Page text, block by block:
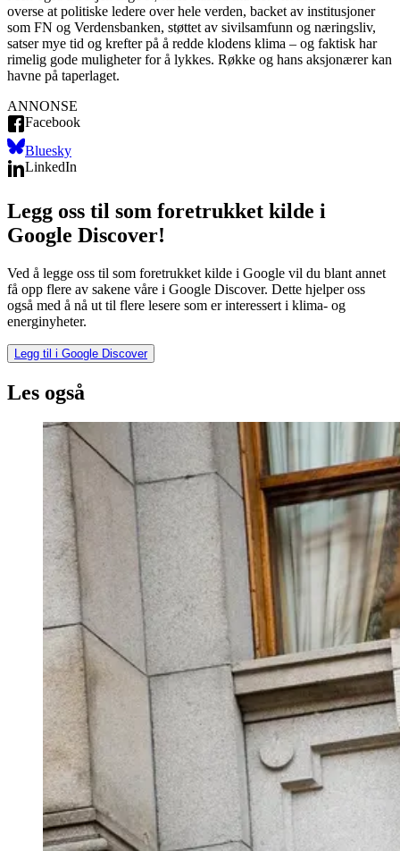
overse at politiske ledere over hele verden, backet av institusjoner
som FN og Verdensbanken, støttet av sivilsamfunn og næringsliv,
satser mye tid og krefter på å redde klodens klima – og faktisk har
rimelig gode muligheter for å lykkes. Røkke og hans aksjonærer kan
havne på taperlaget.
ANNONSE
Facebook
Bluesky
LinkedIn
Legg oss til som foretrukket kilde i
Google Discover!
Ved å legge oss til som foretrukket kilde i Google vil du blant annet
få opp flere av sakene våre i Google Discover. Dette hjelper oss
også med å nå ut til flere lesere som er interessert i klima- og
energinyheter.
Legg til i Google Discover
Les også